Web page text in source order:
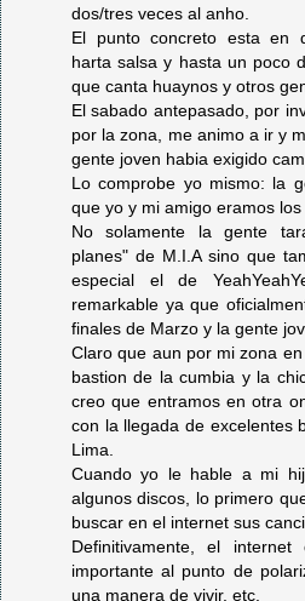
dos/tres veces al anho.
El punto concreto esta en
harta salsa y hasta un poco
que canta huaynos y otros
El sabado antepasado, por
por la zona, me animo a ir y
gente joven habia exigido
Lo comprobe yo mismo: la
que yo y mi amigo eramos
No solamente la gente
planes" de M.I.A sino que
especial el de
remarkable ya que
finales de Marzo y la gente
Claro que aun por mi zona
bastion de la cumbia y la
creo que entramos en otra
con la llegada de excelentes
Lima.
Cuando yo le hable a mi
algunos discos, lo primero
buscar en el internet sus
Definitivamente, el
importante al punto de
una manera de vivir, etc.